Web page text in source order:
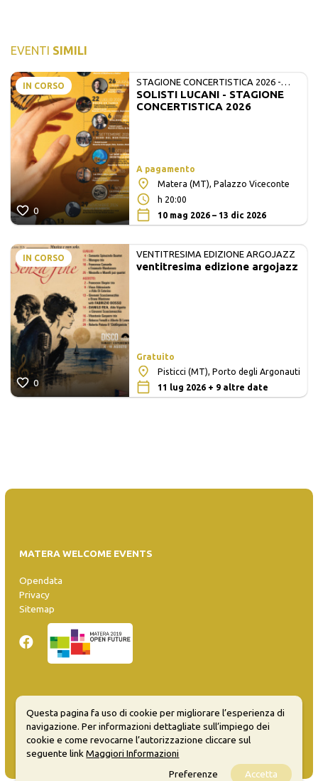
EVENTI SIMILI
IN CORSO
0
STAGIONE CONCERTISTICA 2026 -
MATE E SOLISTI LUCANI
SOLISTI LUCANI - STAGIONE
CONCERTISTICA 2026
A pagamento
Matera (MT), Palazzo Viceconte
h 20:00
10 mag 2026 – 13 dic 2026
IN CORSO
0
VENTITRESIMA EDIZIONE ARGOJAZZ
ventitresima edizione argojazz
Gratuito
Pisticci (MT), Porto degli Argonauti
11 lug 2026 + 9 altre date
MATERA WELCOME EVENTS
Opendata
Privacy
Sitemap
Inserisci evento
Guida
FAQ
info@materaevents.it
Questa pagina fa uso di cookie per migliorare l’esperienza di
navigazione. Per informazioni dettagliate sull’impiego dei
cookie e come revocarne l’autorizzazione cliccare sul
seguente linkMaggiori Informazioni
Preferenze
Accetta